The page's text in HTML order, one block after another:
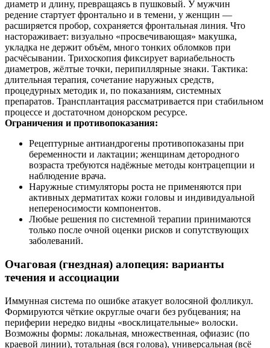
диаметр и длину, превращаясь в пушковый. У мужчин
редение стартует фронтально и в темени, у женщин —
расширяется пробор, сохраняется фронтальная линия. Что
настораживает: визуально «просвечивающая» макушка,
укладка не держит объём, много тонких обломков при
расчёсывании. Трихоскопия фиксирует вариабельность
диаметров, жёлтые точки, перипиллярные знаки. Тактика:
длительная терапия, сочетание наружных средств,
процедурных методик и, по показаниям, системных
препаратов. Трансплантация рассматривается при стабильном
процессе и достаточном донорском ресурсе.
Ограничения и противопоказания:
Рецептурные антиандрогены противопоказаны при
беременности и лактации; женщинам детородного
возраста требуются надёжные методы контрацепции и
наблюдение врача.
Наружные стимуляторы роста не применяются при
активных дерматитах кожи головы и индивидуальной
непереносимости компонентов.
Любые решения по системной терапии принимаются
только после очной оценки рисков и сопутствующих
заболеваний.
Очаговая (гнездная) алопеция: варианты
течения и ассоциации
Иммунная система по ошибке атакует волосяной фолликул.
Формируются чёткие округлые очаги без рубцевания; на
периферии нередко видны «восклицательные» волоски.
Возможны формы: локальная, множественная, офиазис (по
краевой линии), тотальная (вся голова), универсальная (всё